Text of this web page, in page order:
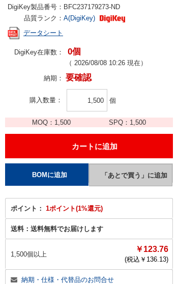
DigiKey製品番号： BFC237179273-ND
品質ランク： A(DigiKey)
データシート
DigiKey在庫数： 0個
（ 2026/08/08 10:26 現在）
納期： 要確認
購入数量 個
MOQ： 1,500 SPQ： 1,500
ポイント： 1ポイント(1%還元)
送料： 送料無料でお届けします
1,500個以上
￥123.76
(税込￥ 136.13)
納期・仕様・代替品のお問合せ